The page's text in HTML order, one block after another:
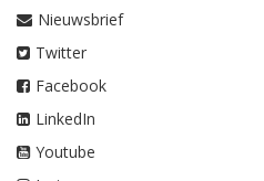
Nieuwsbrief
Twitter
Facebook
LinkedIn
Youtube